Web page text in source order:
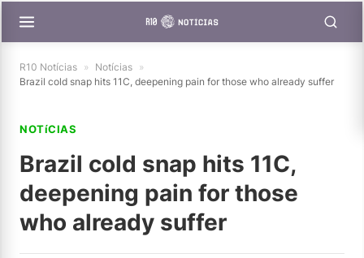
R10 Notícias » Notícias »
Brazil cold snap hits 11C, deepening pain for those who already suffer
NOTíCIAS
Brazil cold snap hits 11C,
deepening pain for those
who already suffer